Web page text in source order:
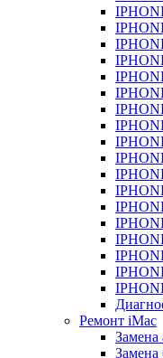
Ремонт iMac
Замена
Замена